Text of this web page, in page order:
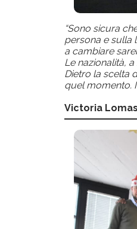
“Sono sicura
persona e sulla
a cambiare
Le nazionalità,
Dietro la scelta
quel momento.
Victoria